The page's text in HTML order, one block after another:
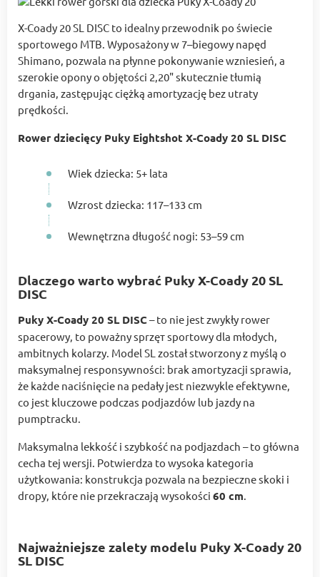
X-Coady 20 SL DISC to idealny przewodnik po świecie
sportowego MTB. Wyposażony w 7–biegowy napęd
Shimano, pozwala na płynne pokonywanie wzniesień, a
szerokie opony o objętości 2,20" skutecznie tłumią
drgania, zastępując ciężką amortyzację bez utraty
prędkości.
Rower dziecięcy Puky Eightshot X-Coady 20 SL DISC
Wiek dziecka: 5+ lata
Wzrost dziecka: 117–133 cm
Wewnętrzna długość nogi: 53–59 cm
Dlaczego warto wybrać Puky X-Coady 20 SL
DISC
Puky X-Coady 20 SL DISC– to nie jest zwykły rower
spacerowy, to poważny sprzęт sportowy dla młodych,
ambitnych kolarzy. Model SL został stworzony z myślą o
maksymalnej responsywności: brak amortyzacji sprawia,
że każde naciśnięcie na pedały jest niezwykle efektywne,
co jest kluczowe podczas podjazdów lub jazdy na
pumptracku.
Maksymalna lekkość i szybkość na podjazdach – to główna
cecha tej wersji. Potwierdza to wysoka kategoria
użytkowania: konstrukcja pozwala na bezpieczne skoki i
dropy, które nie przekraczają wysokości 60 cm.
Najważniejsze zalety modelu Puky X-Coady 20
SL DISC